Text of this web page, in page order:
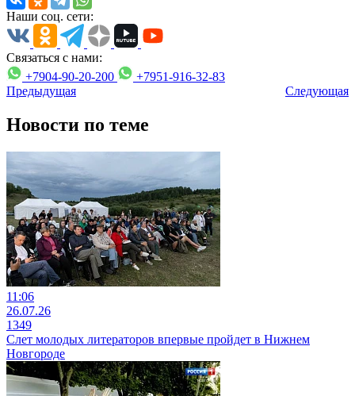
Наши соц. сети:
Связаться с нами:
+7904-90-20-200
+7951-916-32-83
Предыдущая
Следующая
Новости по теме
11:06
26.07.26
1349
Слет молодых литераторов впервые пройдет в Нижнем
Новгороде